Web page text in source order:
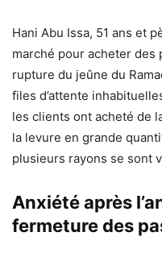
Hani Abu Issa, 51 ans et
marché pour acheter des
rupture du jeûne du
files d’attente
les clients ont acheté de
la levure en grande
plusieurs rayons se sont
Anxiété après
fermeture des